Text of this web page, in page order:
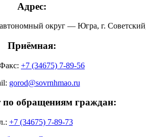
Адрес:
округ — Югра, г.
Приёмная:
+7 (34675) 7-89-56
gorod@sovrnhmao.ru
по обращениям граждан:
+7 (34675) 7-89-73